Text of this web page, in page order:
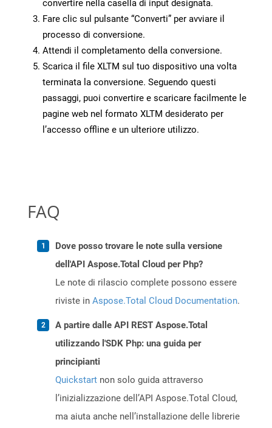
convertire nella casella di input designata.
Fare clic sul pulsante “Converti” per avviare il
processo di conversione.
Attendi il completamento della conversione.
Scarica il file XLTM sul tuo dispositivo una volta
terminata la conversione. Seguendo questi
passaggi, puoi convertire e scaricare facilmente le
pagine web nel formato XLTM desiderato per
l’accesso offline e un ulteriore utilizzo.
FAQ
Dove posso trovare le note sulla versione
dell'API Aspose.Total Cloud per Php?
Le note di rilascio complete possono essere
riviste in Aspose.Total Cloud Documentation.
A partire dalle API REST Aspose.Total
utilizzando l'SDK Php: una guida per
principianti
Quickstart non solo guida attraverso
l’inizializzazione dell’API Aspose.Total Cloud,
ma aiuta anche nell’installazione delle librerie